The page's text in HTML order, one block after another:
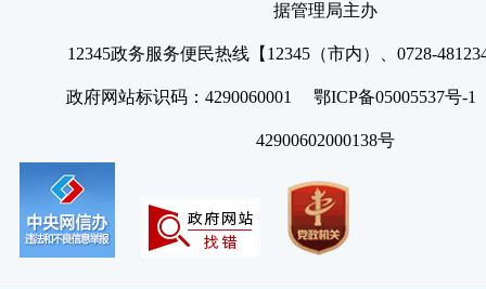
据管理局主办
12345政务服务便民热线【12345（市内）、0728-
政府网站标识码：4290060001 鄂ICP备05005537号
42900602000138号